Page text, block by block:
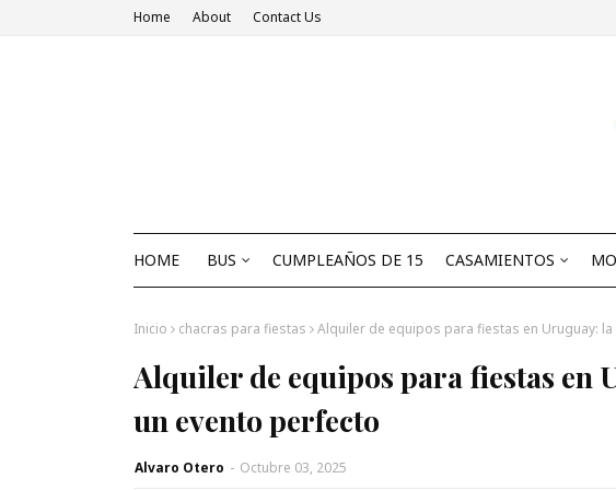
Home About Contact Us
HOME BUS CUMPLEAÑOS DE 15 CASAMIENTOS
Inicio chacras para fiestas Alquiler de equipos para fiestas en Uruguay:
Alquiler de equipos para fiestas en
un evento perfecto
Alvaro Otero - Octubre 03, 2025